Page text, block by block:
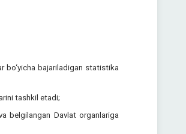
bo‘yicha bajariladigan statistika
tashkil etadi;
belgilangan Davlat organlariga